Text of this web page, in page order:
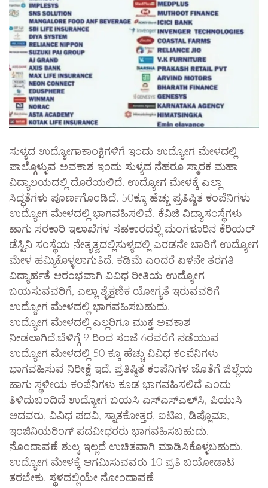
ಸುಳ್ಯದ ಉದ್ಯೋಗಾಕಾಂಕ್ಷಿಗಳಿಗೆ ಇಂದು ಉದ್ಯೋಗ ಮೇಳದಲ್ಲಿ
ಪಾಲ್ಗೊಳ್ಳುವ ಅವಕಾಶ ಇಂದು ಸುಳ್ಯದ ನೆಹರೂ ಸ್ಮಾರಕ ಮಹಾ
ವಿದ್ಯಾಲಯದಲ್ಲಿ ದೊರೆಯಲಿದೆ. ಉದ್ಯೋಗ ಮೇಳಕ್ಕೆ ಎಲ್ಲಾ
ಸಿದ್ಧತೆಗಳು ಪೂರ್ಣಗೊಂಡಿದೆ. 50ಕ್ಕೂ ಹೆಚ್ಚು ಪ್ರತಿಷ್ಠಿತ ಕಂಪೆನಿಗಳು
ಉದ್ಯೋಗ ಮೇಳದಲ್ಲಿ ಭಾಗವಹಿಸಲಿವೆ. ಕೆವಿಜಿ ವಿದ್ಯಾಸಂಸ್ಥೆಗಳು
ಹಾಗು ಸರಕಾರಿ ಇಲಾಖೆಗಳ ಸಹಕಾರದಲ್ಲಿ ಮಂಗಳೂರಿನ ಕೆರಿಯರ್
ಡೆಸ್ಟಿನಿ ಸಂಸ್ಥೆಯ ನೇತೃತ್ವದಲ್ಲಿಸುಳ್ಯದಲ್ಲಿ ಎರಡನೇ ಬಾರಿಗೆ ಉದ್ಯೋಗ
ಮೇಳ ಹಮ್ಮಿಕೊಳ್ಳಲಾಗುತಿದೆ. ಕಡಿಮೆ ಎಂದರೆ ಏಳನೇ ತರಗತಿ
ವಿದ್ಯಾರ್ಹತೆ ಆರಂಭವಾಗಿ ವಿವಿಧ ರೀತಿಯ ಉದ್ಯೋಗ
ಬಯಸುವವರಿಗೆ, ಎಲ್ಲಾ ಶೈಕ್ಷಣಿಕ ಯೋಗ್ಯತೆ ಇರುವವರಿಗೆ
ಉದ್ಯೋಗ ಮೇಳದಲ್ಲಿ ಭಾಗವಹಿಸಬಹುದು.
ಉದ್ಯೋಗ ಮೇಳದಲ್ಲಿ ಎಲ್ಲರಿಗೂ ಮುಕ್ತ ಅವಕಾಶ
ನೀಡಲಾಗಿದೆ.ಬೆಳಿಗ್ಗೆ 9 ರಿಂದ ಸಂಜೆ 6ರವರೆಗೆ ನಡೆಯುವ
ಉದ್ಯೋಗ ಮೇಳದಲ್ಲಿ 50 ಕ್ಕೂ ಹೆಚ್ಚು ವಿವಿಧ ಕಂಪೆನಿಗಳು
ಭಾಗವಹಿಸುವ ನಿರೀಕ್ಷೆ ಇದೆ. ಪ್ರತಿಷ್ಠಿತ ಕಂಪೆನಿಗಳ ಜೊತೆಗೆ ಜಿಲ್ಲೆಯ
ಹಾಗು ಸ್ಥಳೀಯ ಕಂಪೆನಿಗಳು ಕೂಡ ಭಾಗವಹಿಸಲಿದೆ ಎಂದು
ತಿಳಿದುಬಂದಿದೆ ಉದ್ಯೋಗ ಬಯಸಿ ಎಸ್‌ಎಸ್‌ಎಲ್‌ಸಿ, ಪಿಯುಸಿ
ಆದವರು, ವಿವಿಧ ಪದವಿ, ಸ್ನಾತಕೋತ್ತರ, ಐಟಿಐ, ಡಿಪ್ಲೊಮಾ,
ಇಂಜಿನಿಯರಿಂಗ್ ಪದವೀಧರರು ಭಾಗವಹಿಸಬಹುದು‌.
ನೊಂದಾವಣೆ ಶುಲ್ಕ ಇಲ್ಲದೆ ಉಚಿತವಾಗಿ ಮಾಡಿಸಿಕೊಳ್ಳಬಹುದು.
ಉದ್ಯೋಗ ಮೇಳಕ್ಕೆ ಆಗಮಿಸುವವರು 10 ಪ್ರತಿ ಬಯೋಡಾಟ
ತರಬೇಕು. ಸ್ಥಳದಲ್ಲಿಯೇ ನೋಂದಾವಣೆ